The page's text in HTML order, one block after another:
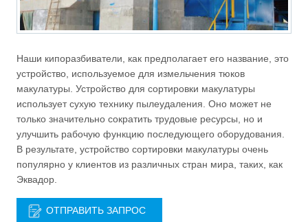
Наши кипоразбиватели, как предполагает его название, это
устройство, используемое для измельчения тюков
макулатуры. Устройство для сортировки макулатуры
использует сухую технику пылеудаления. Оно может не
только значительно сократить трудовые ресурсы, но и
улучшить рабочую функцию последующего оборудования.
В результате, устройство сортировки макулатуры очень
популярно у клиентов из различных стран мира, таких, как
Эквадор.
ОТПРАВИТЬ ЗАПРОС